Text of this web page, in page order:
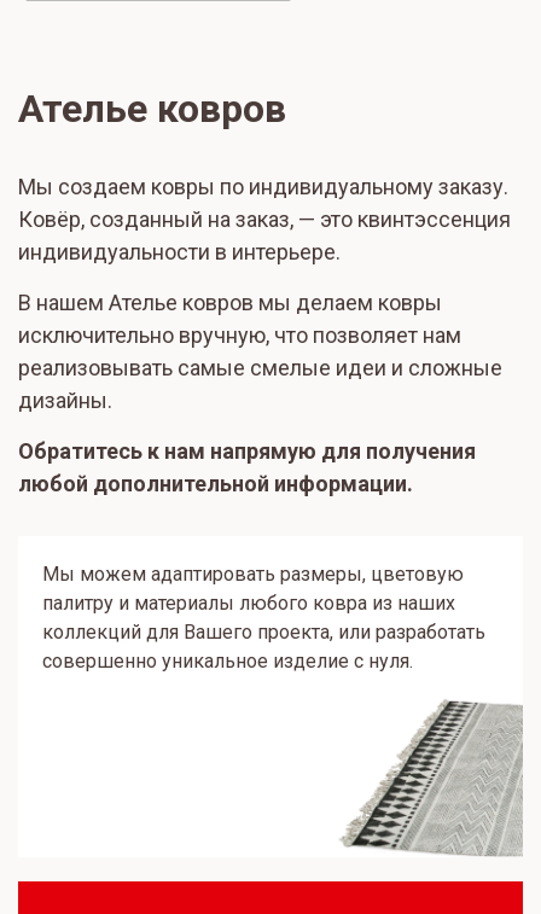
Ателье ковров
Мы создаем ковры по индивидуальному заказу.
Ковёр, созданный на заказ, — это квинтэссенция
индивидуальности в интерьере.
В нашем Ателье ковров мы делаем ковры
исключительно вручную, что позволяет нам
реализовывать самые смелые идеи и сложные
дизайны.
Обратитесь к нам напрямую для получения
любой дополнительной информации.
Мы можем адаптировать размеры, цветовую
палитру и материалы любого ковра из наших
коллекций для Вашего проекта, или разработать
совершенно уникальное изделие с нуля.